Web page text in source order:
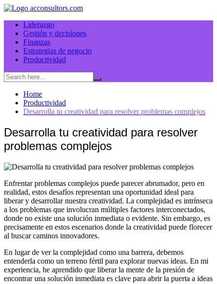
Skip
contentLiderazgo
Gestión y decisiones
Finanzas
Estrategias de negocio
Productividad
Home
Productividad
Desarrolla tu creatividad para resolver problemas complejos
Desarrolla tu creatividad para resolver
problemas complejos
Enfrentar problemas complejos puede parecer abrumador, pero en
realidad, estos desafíos representan una oportunidad ideal para
liberar y desarrollar nuestra creatividad. La complejidad es intrínseca
a los problemas que involucran múltiples factores interconectados,
donde no existe una solución inmediata o evidente. Sin embargo, es
precisamente en estos escenarios donde la creatividad puede florecer
al buscar caminos innovadores.
En lugar de ver la complejidad como una barrera, debemos
entenderla como un terreno fértil para explorar nuevas ideas. En mi
experiencia, he aprendido que liberar la mente de la presión de
encontrar una solución inmediata es clave para abrir la puerta a ideas